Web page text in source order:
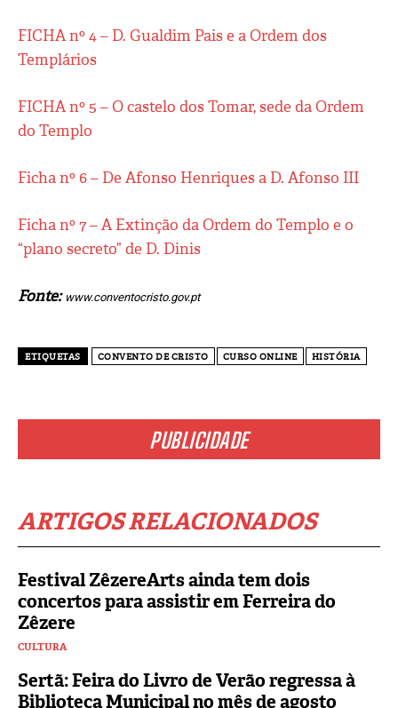
PUBLICIDADE
ARTIGOS RELACIONADOS
Festival ZêzereArts ainda tem dois
concertos para assistir em Ferreira do
Zêzere
CULTURA
Sertã: Feira do Livro de Verão regressa à
Biblioteca Municipal no mês de agosto
FICHA nº 4 – D. Gualdim Pais e a Ordem dos
Templários
FICHA nº 5 – O castelo dos Tomar, sede da Ordem
do Templo
Ficha nº 6 – De Afonso Henriques a D. Afonso III
Ficha nº 7 – A Extinção da Ordem do Templo e o
“plano secreto” de D. Dinis
Fonte: www.conventocristo.gov.pt
ETIQUETAS CONVENTO DE CRISTO CURSO ONLINE HISTÓRIA